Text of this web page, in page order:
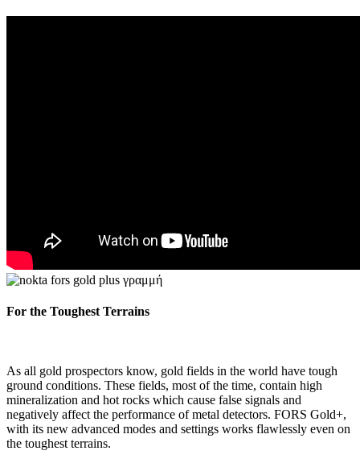
For the Toughest Terrains
As all gold prospectors know, gold fields in the world have tough
ground conditions. These fields, most of the time, contain high
mineralization and hot rocks which cause false signals and
negatively affect the performance of metal detectors. FORS Gold+,
with its new advanced modes and settings works flawlessly even on
the toughest terrains.